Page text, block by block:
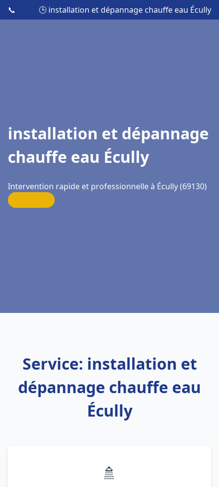
📞 🕒 installation et dépannage chauffe eau Écully
installation et dépannage
chauffe eau Écully
Intervention rapide et professionnelle à Écully (69130)
Service: installation et
dépannage chauffe eau
Écully
🚿